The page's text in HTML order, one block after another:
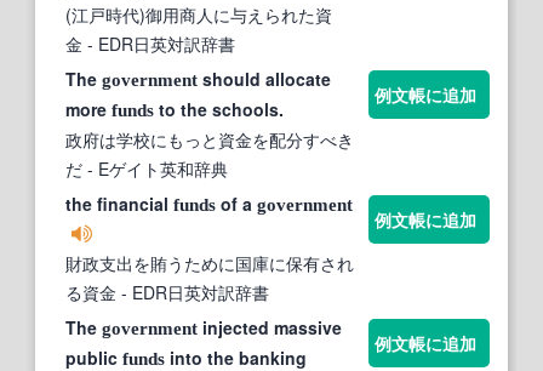
(江戸時代)御用商人に与えられた資
金 - EDR日英対訳辞書
The government should allocate
more funds to the schools.
政府は学校にもっと資金を配分すべき
だ - Eゲイト英和辞典
例文帳に追加
the financial funds of a government
財政支出を賄うために国庫に保有され
る資金 - EDR日英対訳辞書
例文帳に追加
The government injected massive
public funds into the banking
例文帳に追加